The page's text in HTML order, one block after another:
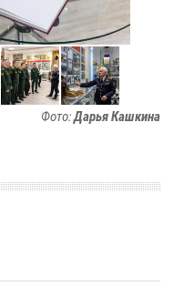
Фото:Дарья Кашкина